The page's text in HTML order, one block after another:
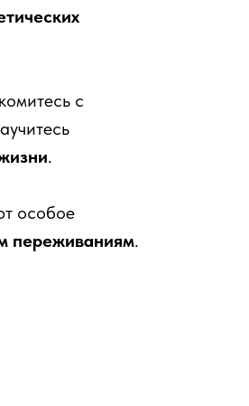
с
.
особое
переживаниям.